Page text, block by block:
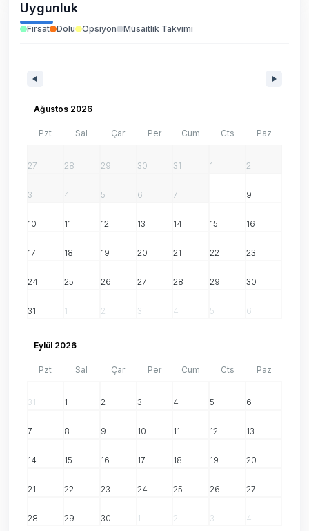
Uygunluk
Fırsat Dolu Opsiyon Müsaitlik Takvimi
Ağustos 2026
Pzt Sal Çar Per Cum Cts Paz
27 28 29 30 31 1 2
3 4 5 6 7 9
10 11 12 13 14 15 16
17 18 19 20 21 22 23
24 25 26 27 28 29 30
31 1 2 3 4 5 6
Eylül 2026
Pzt Sal Çar Per Cum Cts Paz
31 1 2 3 4 5 6
7 8 9 10 11 12 13
14 15 16 17 18 19 20
21 22 23 24 25 26 27
28 29 30 1 2 3 4